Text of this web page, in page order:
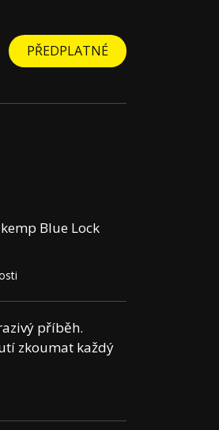
PŘEDPLATNÉ
Blue Lock
příběh.
zkoumat každý